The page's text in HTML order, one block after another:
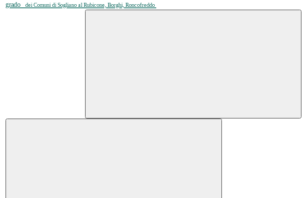
grado
dei Comuni di Sogliano al Rubicone, Borghi, Roncofreddo